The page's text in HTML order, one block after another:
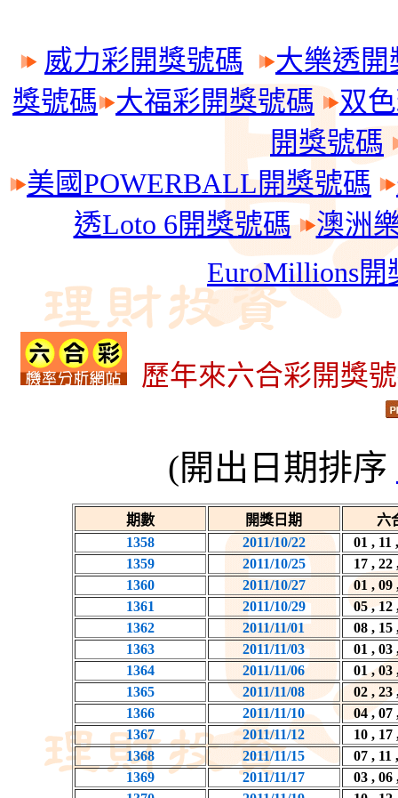
威力彩開獎號碼
大樂透開
獎號碼
大福彩開獎號碼
双
開獎號碼
美國POWERBALL開獎號碼
透Loto 6開獎號碼
澳洲
EuroMillions開
歷年來六合彩開獎
(開出日期排序
期數 開獎日期
六
1358
2011/10/22
01 , 11
1359
2011/10/25
17 ,
1360
2011/10/27
01 , 09
1361
2011/10/29
05 , 12
1362
2011/11/01
08 , 15
1363
2011/11/03
01 , 03
1364
2011/11/06
01 , 03
1365
2011/11/08
02 , 23
1366
2011/11/10
04 , 07
1367
2011/11/12
10 ,
1368
2011/11/15
07 , 11
1369
2011/11/17
03 , 06